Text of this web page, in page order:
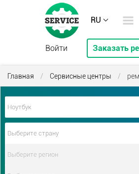
RU
Войти Заказать
Главная / Сервисные центры /